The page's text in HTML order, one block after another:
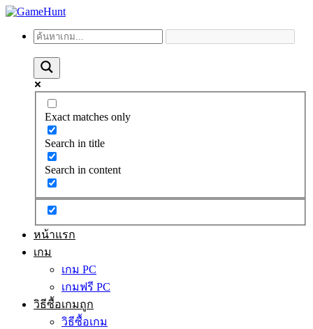
Exact matches only
Search in title
Search in content
หน้าแรก
เกม
เกม PC
เกมฟรี PC
วิธีซื้อเกมถูก
วิธีซื้อเกม